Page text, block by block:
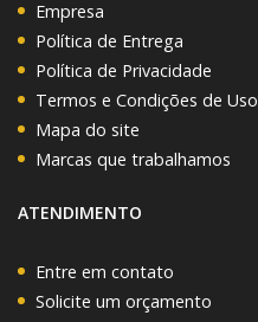
Empresa
Política de Entrega
Política de Privacidade
Termos e Condições de Uso
Mapa do site
Marcas que trabalhamos
ATENDIMENTO
Entre em contato
Solicite um orçamento